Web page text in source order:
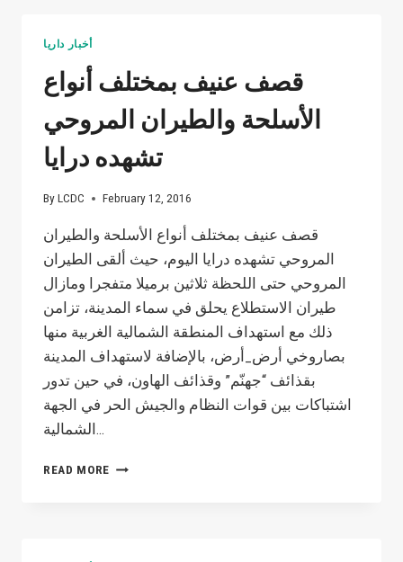
الشجعان،
الإعلامي
مجد
الذي
له
كبير
توثيق
الأحداث
في
المدينة
أخبار داريا
قصف عنيف بمختلف أنواع
الأسلحة والطيران المروحي
تشهده درايا
ByLCDC February 12, 2016
قصف عنيف بمختلف أنواع الأسلحة والطيران
المروحي تشهده درايا اليوم، حيث ألقى الطيران
المروحي حتى اللحظة ثلاثين برميلا متفجرا ومازال
طيران الاستطلاع يحلق في سماء المدينة، تزامن
ذلك مع استهداف المنطقة الشمالية الغربية منها
بصاروخي أرض_أرض، بالإضافة لاستهداف المدينة
بقذائف “جهنّم” وقذائف الهاون، في حين تدور
اشتباكات بين قوات النظام والجيش الحر في الجهة
الشمالية…
READ MORE قصف